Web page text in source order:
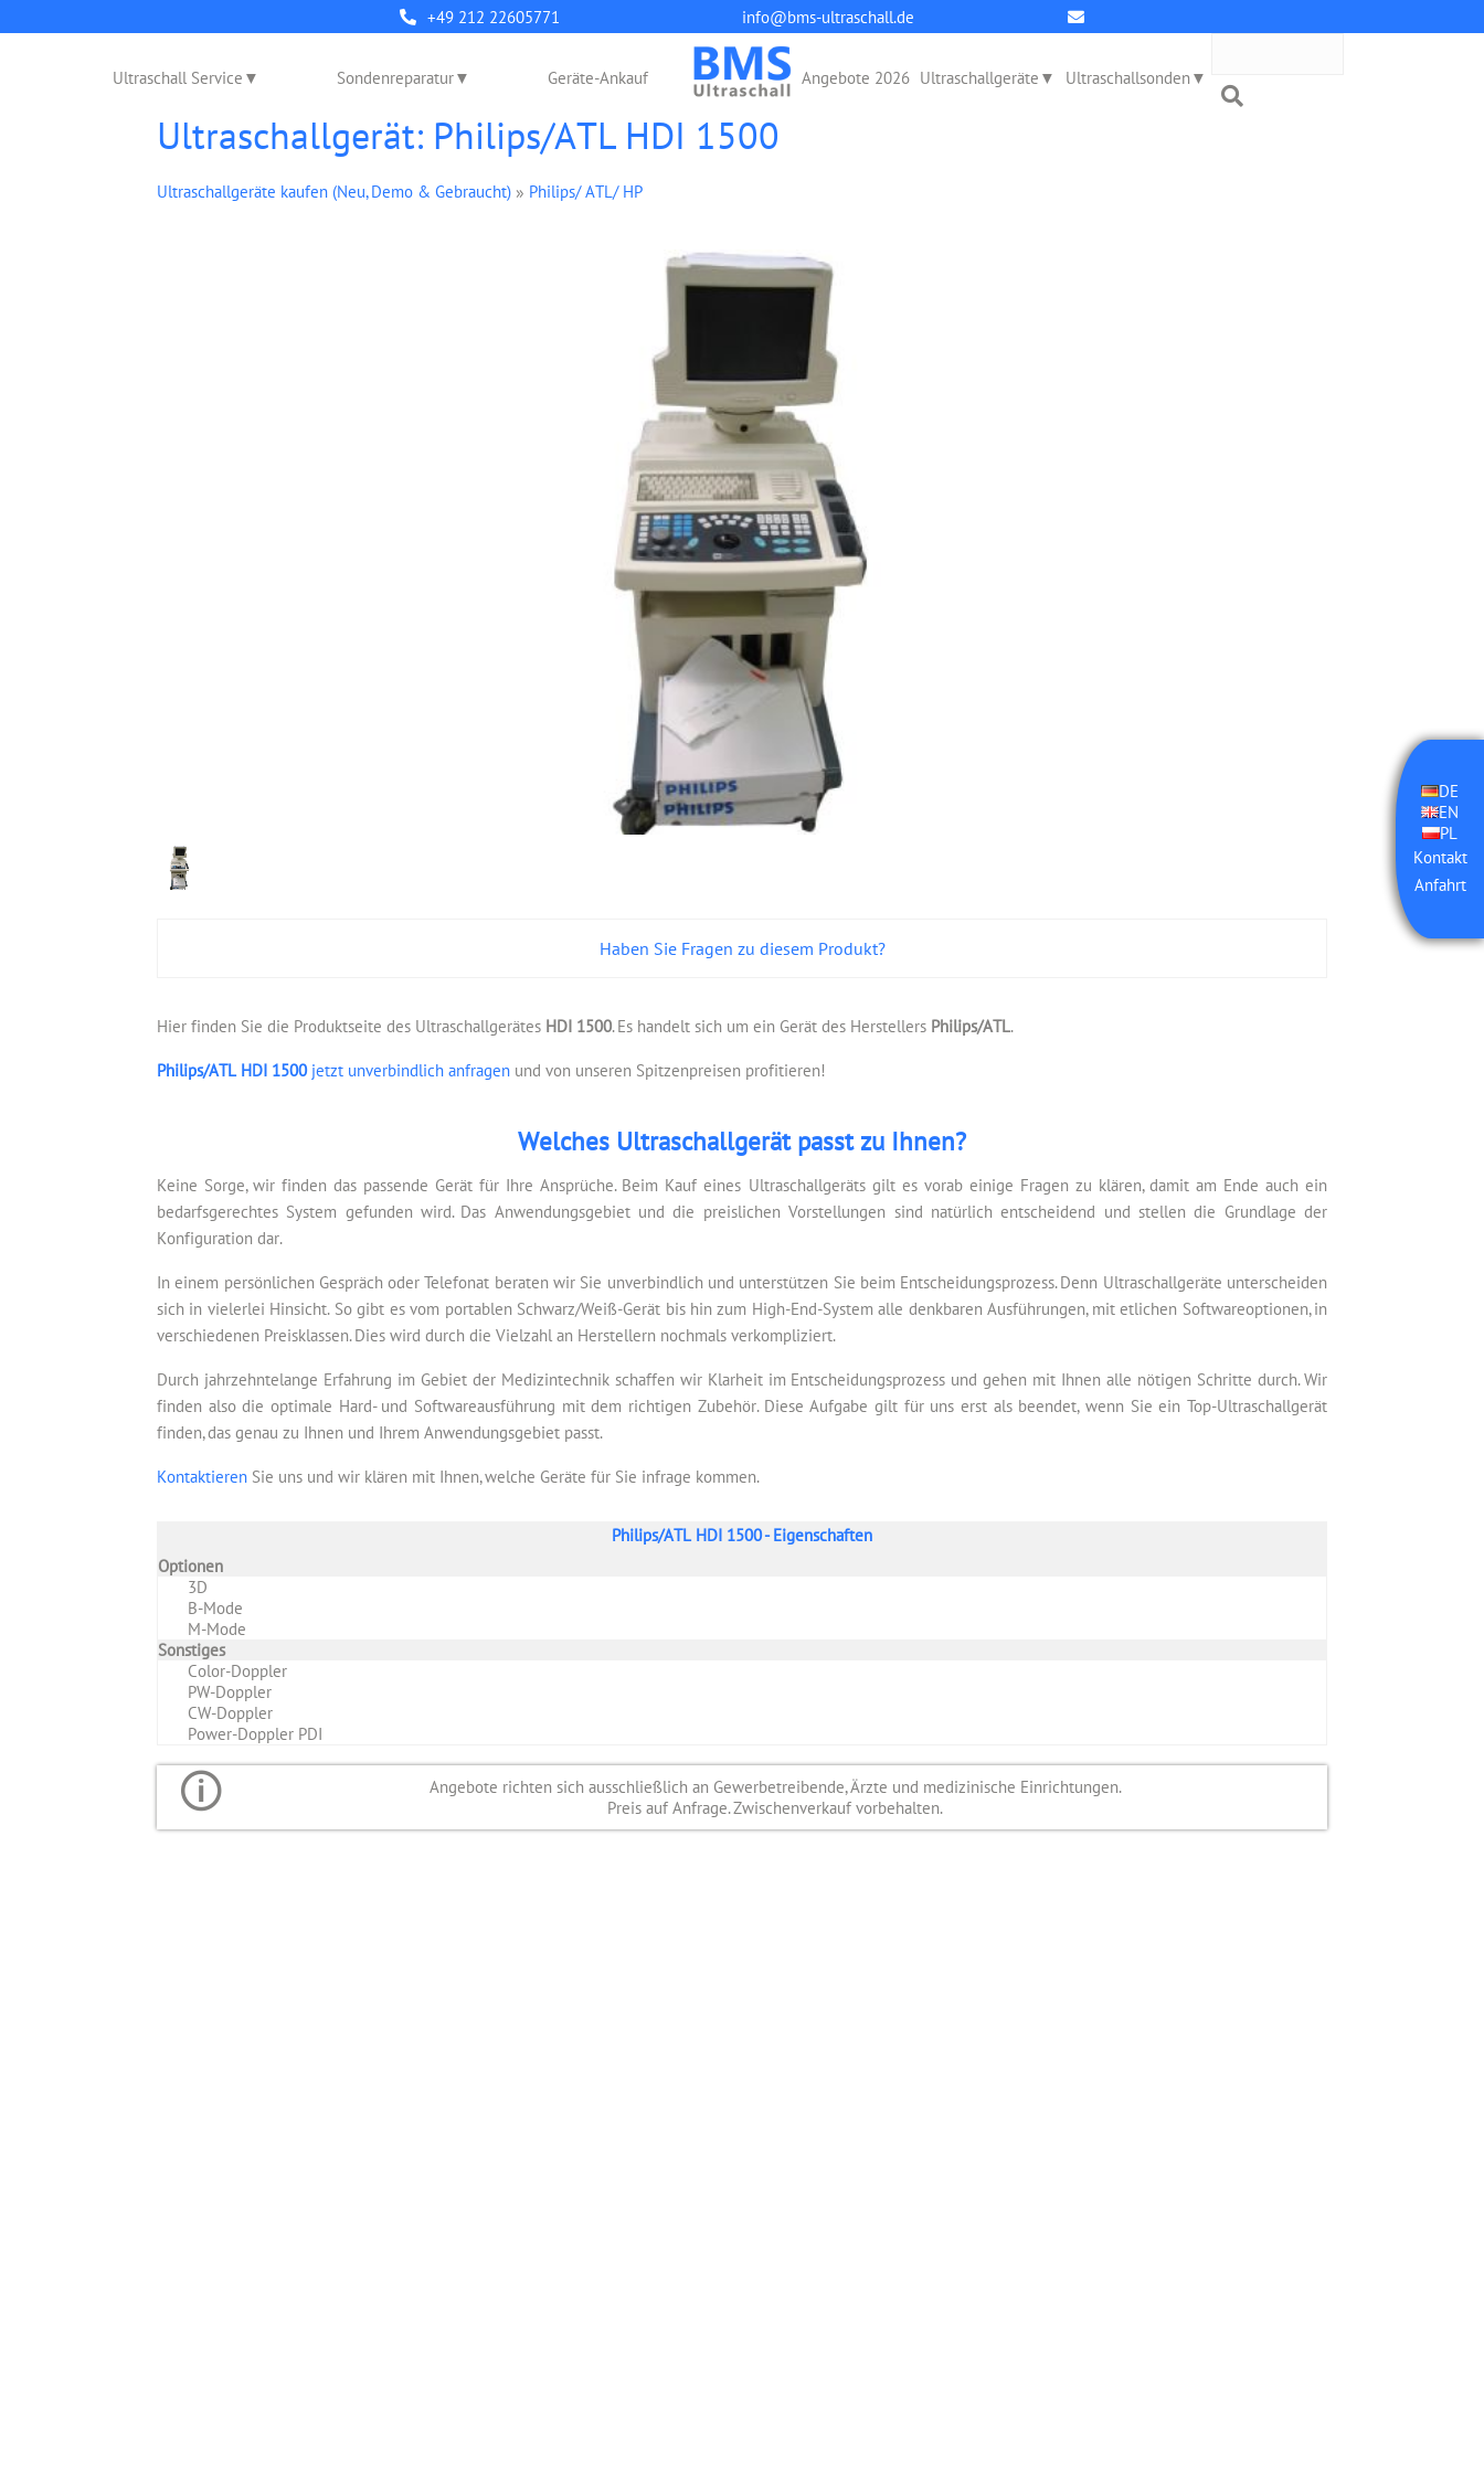
+49 212 22605771 info@bms-ultraschall.de
DE
EN
PL
Kontakt
Anfahrt
Ultraschall Service Sondenreparatur Geräte-Ankauf Angebote 2026 Ultraschallgeräte Ultraschallsonden
Ultraschallgerät: Philips/ATL HDI 1500
Ultraschallgeräte kaufen (Neu, Demo & Gebraucht) » Philips/ ATL/ HP
Haben Sie Fragen zu diesem Produkt?
Hier finden Sie die Produktseite des Ultraschallgerätes HDI 1500. Es handelt sich um ein Gerät des Herstellers Philips/ATL.
Philips/ATL HDI 1500jetzt unverbindlich anfragen und von unseren Spitzenpreisen profitieren!
Welches Ultraschallgerät passt zu Ihnen?
Keine Sorge, wir finden das passende Gerät für Ihre Ansprüche. Beim Kauf eines Ultraschallgeräts gilt es vorab einige Fragen zu klären, damit am Ende auch ein
bedarfsgerechtes System gefunden wird. Das Anwendungsgebiet und die preislichen Vorstellungen sind natürlich entscheidend und stellen die Grundlage der
Konfiguration dar.
In einem persönlichen Gespräch oder Telefonat beraten wir Sie unverbindlich und unterstützen Sie beim Entscheidungsprozess. Denn Ultraschallgeräte unterscheiden
sich in vielerlei Hinsicht. So gibt es vom portablen Schwarz/Weiß-Gerät bis hin zum High-End-System alle denkbaren Ausführungen, mit etlichen Softwareoptionen, in
verschiedenen Preisklassen. Dies wird durch die Vielzahl an Herstellern nochmals verkompliziert.
Durch jahrzehntelange Erfahrung im Gebiet der Medizintechnik schaffen wir Klarheit im Entscheidungsprozess und gehen mit Ihnen alle nötigen Schritte durch. Wir
finden also die optimale Hard- und Softwareausführung mit dem richtigen Zubehör. Diese Aufgabe gilt für uns erst als beendet, wenn Sie ein Top-Ultraschallgerät
finden, das genau zu Ihnen und Ihrem Anwendungsgebiet passt.
Kontaktieren Sie uns und wir klären mit Ihnen, welche Geräte für Sie infrage kommen.
Philips/ATL HDI 1500 - Eigenschaften
Optionen
3D
B-Mode
M-Mode
Sonstiges
Color-Doppler
PW-Doppler
CW-Doppler
Power-Doppler PDI
Angebote richten sich ausschließlich an Gewerbetreibende, Ärzte und medizinische Einrichtungen.
Preis auf Anfrage. Zwischenverkauf vorbehalten.